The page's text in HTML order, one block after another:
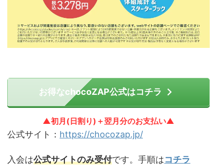
お得なchocoZAP公式はコチラ
▲初月(日割り)＋翌月分のお支払い▲
公式サイト： https://chocozap.jp/
入会は公式サイトのみ受付です。手順はコチラ